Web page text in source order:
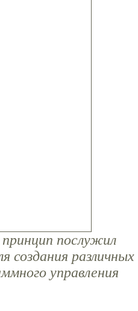
послужил
создания различных
управления